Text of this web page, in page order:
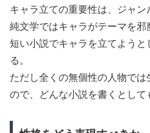
キャラ立ての重要性は、ジャン
純文学ではキャラがテーマを邪
短い小説でキャラを立てよう
る。
ただし全くの無個性の人物で
ので、どんな小説を書くとして